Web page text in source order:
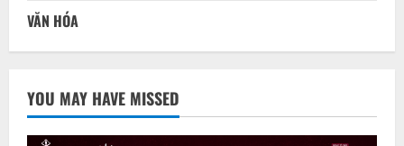
GIÁO DỤC HOA HẬU